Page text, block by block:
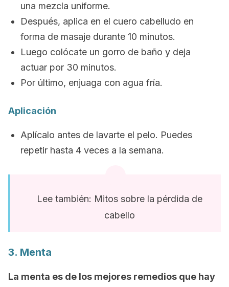
una mezcla uniforme.
Después, aplica en el cuero cabelludo en
forma de masaje durante 10 minutos.
Luego colócate un gorro de baño y deja
actuar por 30 minutos.
Por último, enjuaga con agua fría.
Aplicación
Aplícalo antes de lavarte el pelo. Puedes
repetir hasta 4 veces a la semana.
Lee también: Mitos sobre la pérdida de
cabello
3. Menta
La menta es de los mejores remedios que hay